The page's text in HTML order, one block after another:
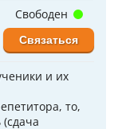
и их
то,
Свободен
Связаться